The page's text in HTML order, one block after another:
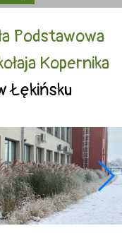
Podstawowa
Kopernika
Łękińsku